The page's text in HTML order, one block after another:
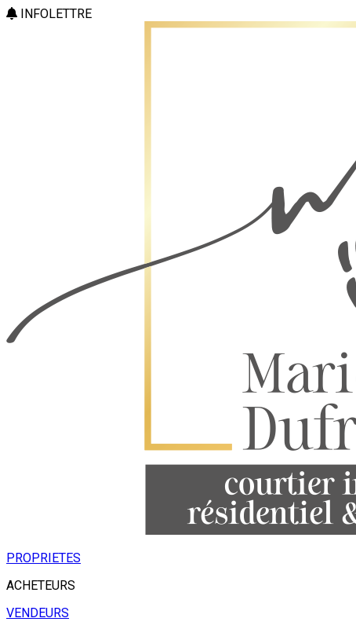
INFOLETTRE
PROPRIETES
ACHETEURS
VENDEURS